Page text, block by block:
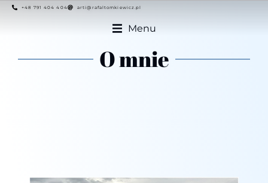
+48 791 404 404 arti@rafaltomkiewicz.pl
Menu
O mnie